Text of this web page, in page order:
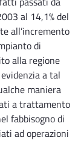
al 14,1% del
all’incremento
di
alla regione
a tal
maniera
a trattamento
fabbisogno di
ad operazioni